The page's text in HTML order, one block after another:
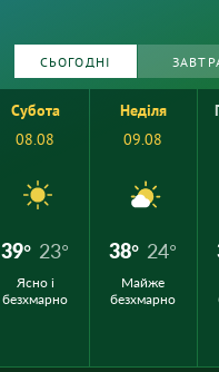
СЬОГОДНІ
Субота
08.08
39° 23°
Ясно і
безхмарно
Неділя
09.08
38° 24°
Майже
безхмарно